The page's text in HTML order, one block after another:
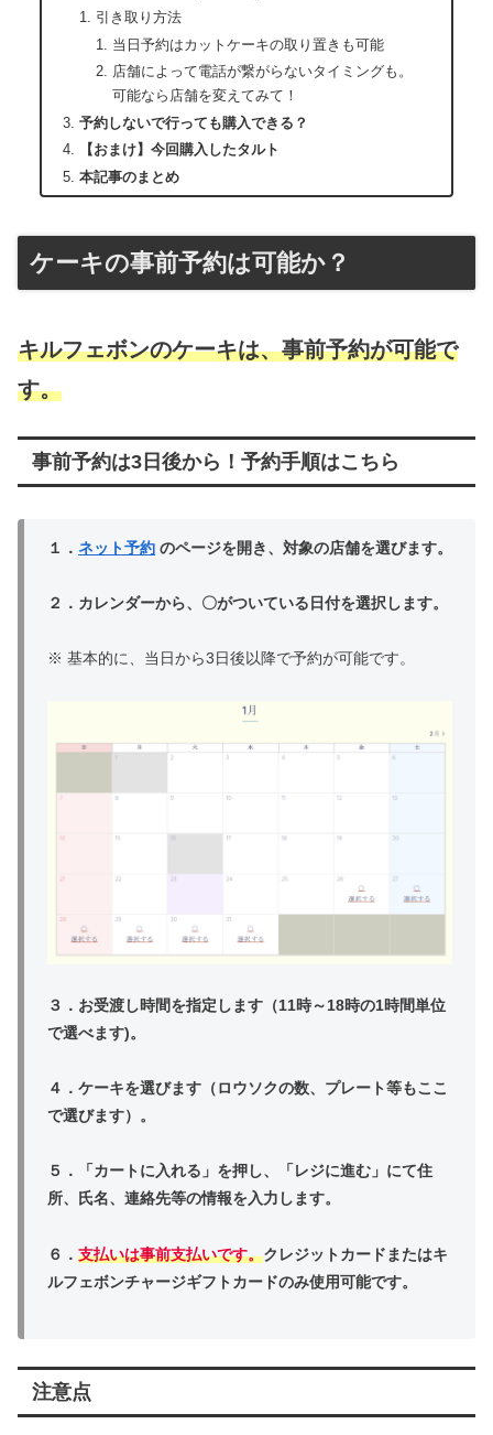
引き取り方法
当日予約はカットケーキの取り置きも可能
店舗によって電話が繋がらないタイミングも。
可能なら店舗を変えてみて！
予約しないで行っても購入できる？
【おまけ】今回購入したタルト
本記事のまとめ
ケーキの事前予約は可能か？
キルフェボンのケーキは、事前予約が可能で
す。
事前予約は3日後から！予約手順はこちら
１． ネット予約 のページを開き、対象の店舗を選びます。
２．カレンダーから、〇がついている日付を選択します。
※ 基本的に、当日から3日後以降で予約が可能です。
３．お受渡し時間を指定します（11時～18時の1時間単位
で選べます)。
４．ケーキを選びます（ロウソクの数、プレート等もここ
で選びます）。
５．「カートに入れる」を押し、「レジに進む」にて住
所、氏名、連絡先等の情報を入力します。
６． 支払いは事前支払いです。クレジットカードまたはキ
ルフェボンチャージギフトカードのみ使用可能です。
注意点